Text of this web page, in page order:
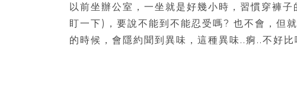
以前坐辦公室，一坐就是好幾小時，習慣穿褲
盯一下)，要說不能到不能忍受嗎? 也不會，但
的時候，會隱約聞到異味，這種異味..痾..不好